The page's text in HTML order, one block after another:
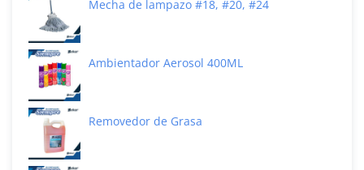
Mecha de lampazo #18, #20, #24
Ambientador Aerosol 400ML
Removedor de Grasa